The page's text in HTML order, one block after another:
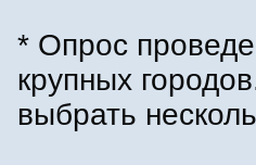
* Опрос
крупных
выбрать